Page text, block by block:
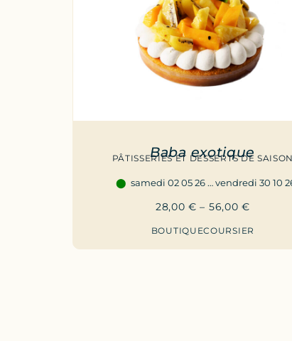
Baba exotique
PÂTISSERIES ET DESSERTS DE SAISON
samedi 02 05 26 … vendredi 30 10
28,00€ – 56,00€
BOUTIQUECOURSIER